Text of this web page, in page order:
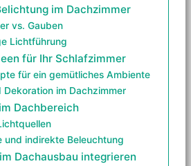
im Dachzimmer
vs. Gauben
Lichtführung
für Ihr Schlafzimmer
für ein gemütliches Ambiente
Dekoration im Dachzimmer
Dachbereich
und indirekte Beleuchtung
Dachausbau integrieren